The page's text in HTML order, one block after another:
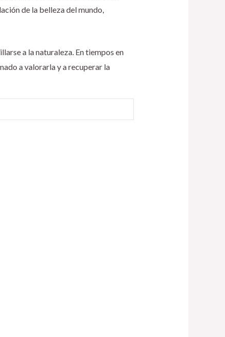
de la belleza del mundo,
a la naturaleza. En tiempos en
a valorarla y a recuperar la